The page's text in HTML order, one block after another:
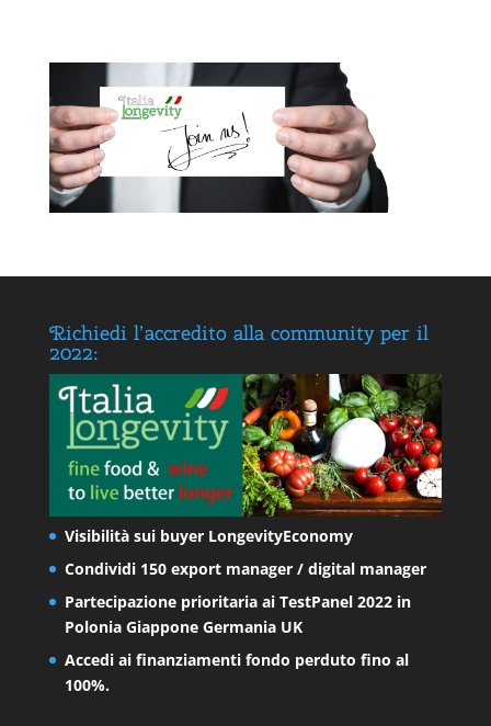
Richiedi l’accredito alla community per il
2022:
Visibilità sui buyer LongevityEconomy
Condividi 150 export manager / digital manager
Partecipazione prioritaria ai TestPanel 2022 in
Polonia Giappone Germania UK
Accedi ai finanziamenti fondo perduto fino al
100%.